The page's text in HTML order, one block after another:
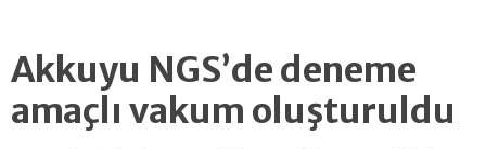
Akkuyu NGS’de deneme
amaçlı vakum oluşturuldu